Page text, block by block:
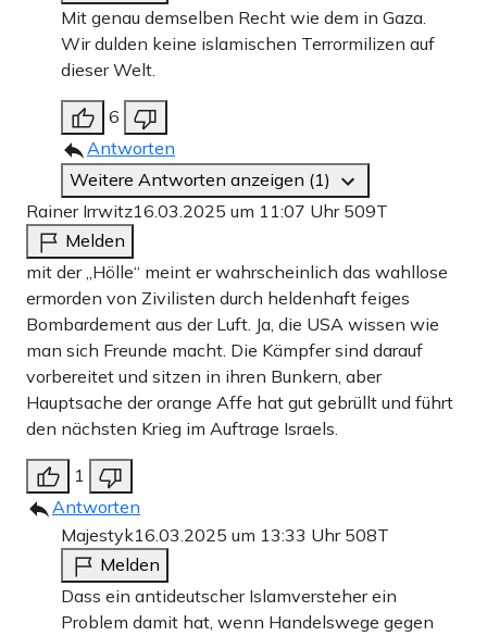
Mit genau demselben Recht wie dem in Gaza.
Wir dulden keine islamischen Terrormilizen auf
dieser Welt.
6
Antworten
Weitere Antworten anzeigen (1)
Rainer Irrwitz16.03.2025 um 11:07 Uhr 509T
Melden
mit der „Hölle“ meint er wahrscheinlich das wahllose
ermorden von Zivilisten durch heldenhaft feiges
Bombardement aus der Luft. Ja, die USA wissen wie
man sich Freunde macht. Die Kämpfer sind darauf
vorbereitet und sitzen in ihren Bunkern, aber
Hauptsache der orange Affe hat gut gebrüllt und führt
den nächsten Krieg im Auftrage Israels.
1
Antworten
Majestyk16.03.2025 um 13:33 Uhr 508T
Melden
Dass ein antideutscher Islamversteher ein
Problem damit hat, wenn Handelswege gegen